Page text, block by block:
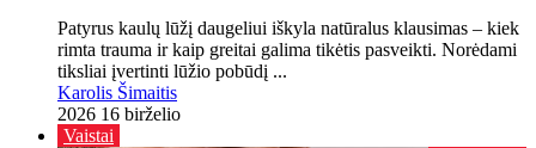
Patyrus kaulų lūžį daugeliui iškyla natūralus klausimas – kiek
rimta trauma ir kaip greitai galima tikėtis pasveikti. Norėdami
tiksliai įvertinti lūžio pobūdį ...
Karolis Šimaitis
2026 16 birželio
Vaistai